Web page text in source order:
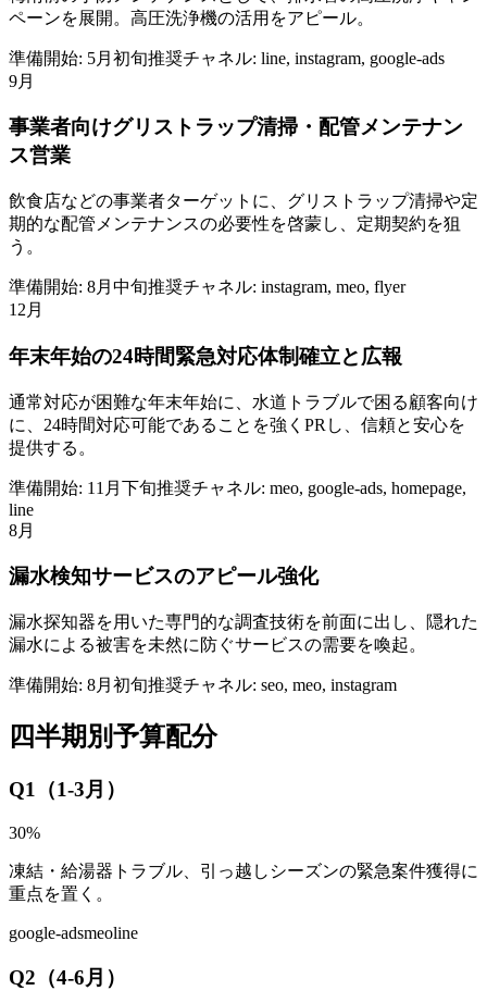
ペーンを展開。高圧洗浄機の活用をアピール。
準備開始: 5月初旬推奨チャネル: line, instagram, google-ads
9月
事業者向けグリストラップ清掃・配管メンテナン
ス営業
飲食店などの事業者ターゲットに、グリストラップ清掃や定
期的な配管メンテナンスの必要性を啓蒙し、定期契約を狙
う。
準備開始: 8月中旬推奨チャネル: instagram, meo, flyer
12月
年末年始の24時間緊急対応体制確立と広報
通常対応が困難な年末年始に、水道トラブルで困る顧客向け
に、24時間対応可能であることを強くPRし、信頼と安心を
提供する。
準備開始: 11月下旬推奨チャネル: meo, google-ads, homepage,
line
8月
漏水検知サービスのアピール強化
漏水探知器を用いた専門的な調査技術を前面に出し、隠れた
漏水による被害を未然に防ぐサービスの需要を喚起。
準備開始: 8月初旬推奨チャネル: seo, meo, instagram
四半期別予算配分
Q1（1-3月）
30%
凍結・給湯器トラブル、引っ越しシーズンの緊急案件獲得に
重点を置く。
google-adsmeoline
Q2（4-6月）